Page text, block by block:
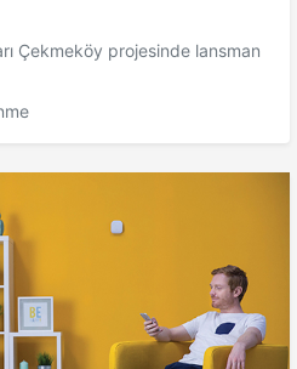
Çekmeköy projesinde lansman